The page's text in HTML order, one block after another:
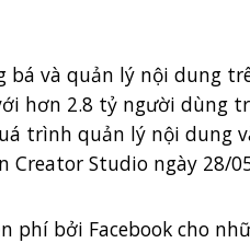
và quản lý nội dung
hơn 2.8 tỷ người
trình quản lý nội dung
Creator Studio ngày 28/
bởi Facebook cho